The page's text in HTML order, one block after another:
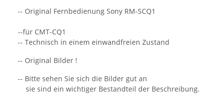
-- Original Fernbedienung Sony RM-SCQ1
--für CMT-CQ1
-- Technisch in einem einwandfreien Zustand
-- Original Bilder !
-- Bitte sehen Sie sich die Bilder gut an
sie sind ein wichtiger Bestandteil der Beschreibung.